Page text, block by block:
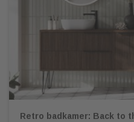
Retro badkamer: Back to